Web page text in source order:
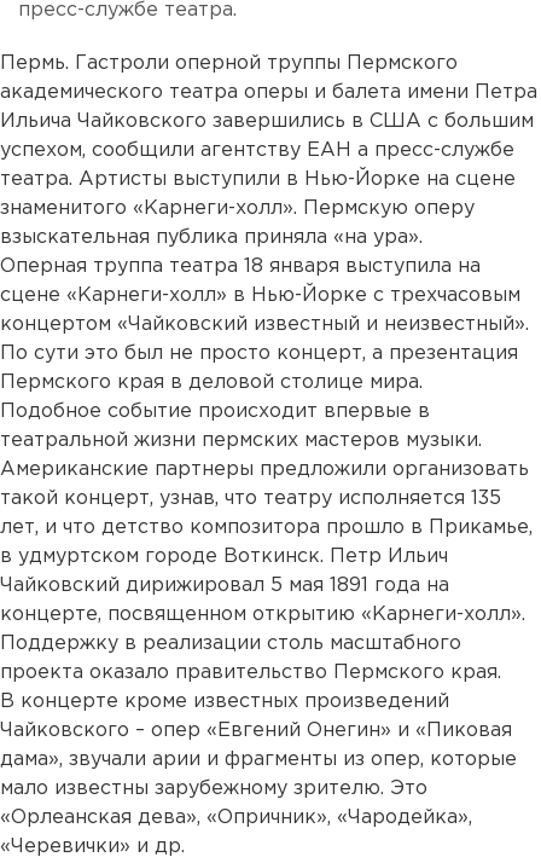
пресс-службе театра.
Пермь. Гастроли оперной труппы Пермского
академического театра оперы и балета имени Петра
Ильича Чайковского завершились в США с большим
успехом, сообщили агентству ЕАН а пресс-службе
театра. Артисты выступили в Нью-Йорке на сцене
знаменитого «Карнеги-холл». Пермскую оперу
взыскательная публика приняла «на ура».
Оперная труппа театра 18 января выступила на
сцене «Карнеги-холл» в Нью-Йорке с трехчасовым
концертом «Чайковский известный и неизвестный».
По сути это был не просто концерт, а презентация
Пермского края в деловой столице мира.
Подобное событие происходит впервые в
театральной жизни пермских мастеров музыки.
Американские партнеры предложили организовать
такой концерт, узнав, что театру исполняется 135
лет, и что детство композитора прошло в Прикамье,
в удмуртском городе Воткинск. Петр Ильич
Чайковский дирижировал 5 мая 1891 года на
концерте, посвященном открытию «Карнеги-холл».
Поддержку в реализации столь масштабного
проекта оказало правительство Пермского края.
В концерте кроме известных произведений
Чайковского – опер «Евгений Онегин» и «Пиковая
дама», звучали арии и фрагменты из опер, которые
мало известны зарубежному зрителю. Это
«Орлеанская дева», «Опричник», «Чародейка»,
«Черевички» и др.